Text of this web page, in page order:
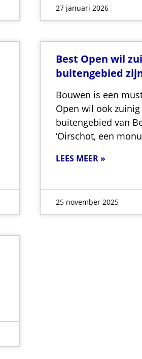
27 januari 2026
Best Open wil
buitengebied
Bouwen is een
Open wil ook
buitengebied van
‘Oirschot, een
LEES MEER »
25 november 2025